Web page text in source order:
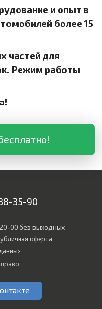
и опыт в
более 15
частей для
Режим работы
35-90
00 без выходных
оферта